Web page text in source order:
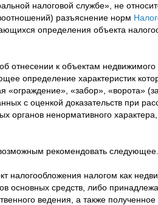
налоговой службе», не
разъяснение норм
определения объекта
отнесении к объектам
определение характеристик
«ограждение», «забор», «ворота»
с оценкой доказательств при
органов ненормативного
рекомендовать следующее.
налогообложения налогом как
основных средств, либо
ведения, а также полученное